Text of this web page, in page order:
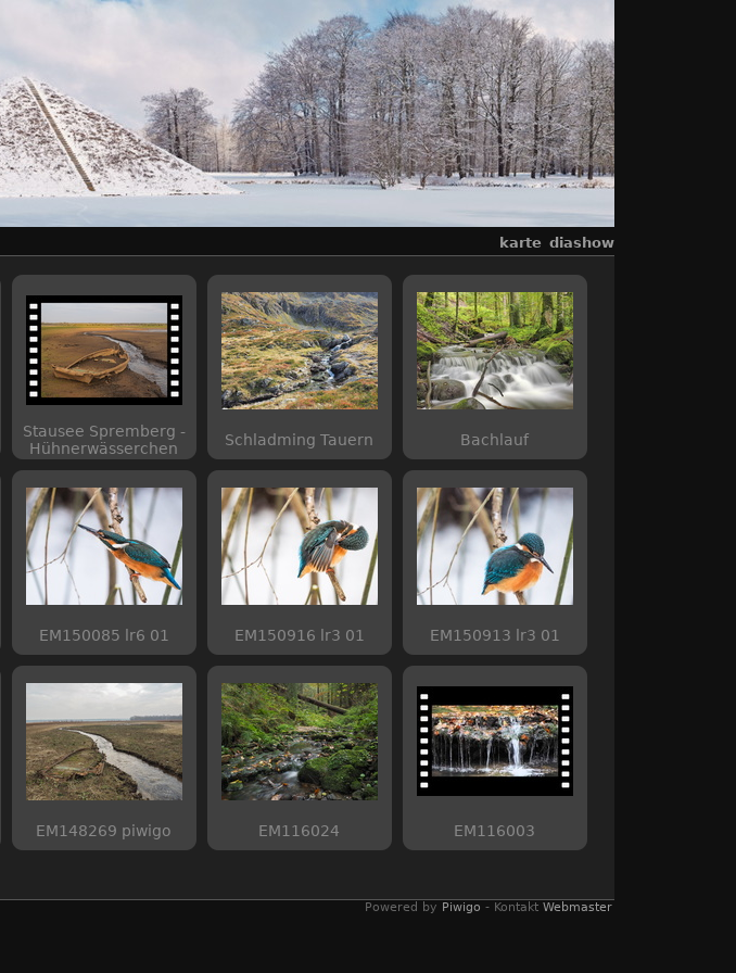
karte diashow
Stausee Spremberg -
Hühnerwässerchen
Schladming Tauern Bachlauf
EM150085 lr6 01 EM150916 lr3 01 EM150913 lr3 01
EM148269 piwigo EM116024 EM116003
Powered by Piwigo - Kontakt Webmaster